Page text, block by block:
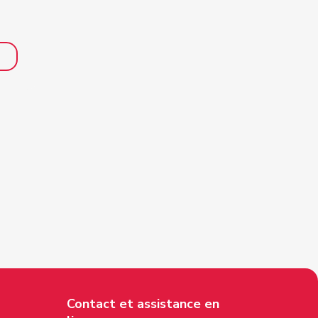
Contact et assistance en